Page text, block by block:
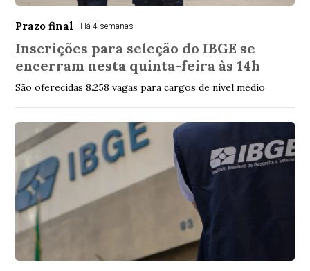
Prazo final Há 4 semanas
Inscrições para seleção do IBGE se
encerram nesta quinta-feira às 14h
São oferecidas 8.258 vagas para cargos de nível médio